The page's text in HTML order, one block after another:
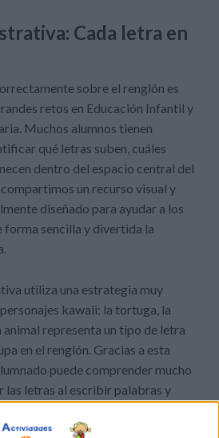
Cada letra en
sobre el renglón es
retos en Educación Infantil y
Muchos alumnos tienen
qué letras suben, cuáles
dentro del espacio central del
un recurso visual y
diseñado para ayudar a los
forma sencilla y divertida la
utiliza una estrategia muy
kawaii: la tortuga, la
animal representa un tipo de letra
en el renglón. Gracias a esta
puede comprender mucho
letras al escribir palabras y